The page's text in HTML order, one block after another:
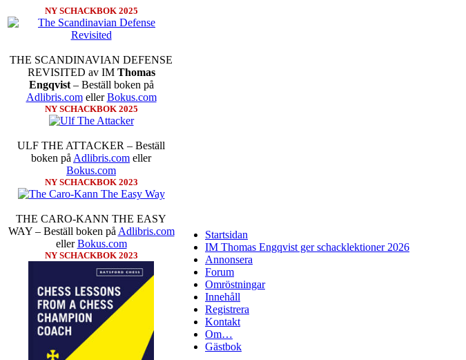
NY SCHACKBOK 2025
THE SCANDINAVIAN DEFENSE
REVISITED av IM Thomas
Engqvist– Beställ boken på
Adlibris.comellerBokus.com
NY SCHACKBOK 2025
ULF THE ATTACKER – Beställ
boken på Adlibris.com eller
Bokus.com
NY SCHACKBOK 2023
THE CARO-KANN THE EASY
WAY – Beställ boken på Adlibris.com
ellerBokus.com
NY SCHACKBOK 2023
Startsidan
IM Thomas Engqvist ger schacklektioner 2026
Annonsera
Forum
Omröstningar
Innehåll
Registrera
Kontakt
Om…
Gästbok